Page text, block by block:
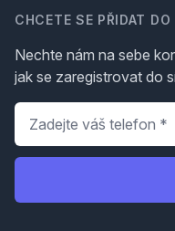
CHCETE SE PŘIDAT
Nechte nám na sebe
jak se zaregistrovat do
Telefon